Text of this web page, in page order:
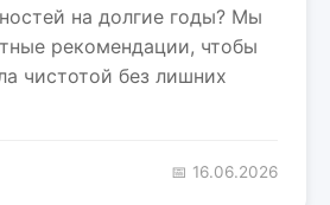
на долгие годы? Мы
рекомендации, чтобы
чистотой без лишних
📅 16.06.2026